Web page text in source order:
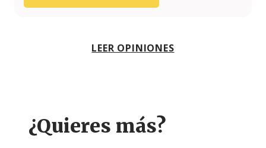
LEER OPINIONES
¿Quieres más?